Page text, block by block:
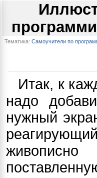
Тематика: Самоучители по
Итак, к
надо
нужный